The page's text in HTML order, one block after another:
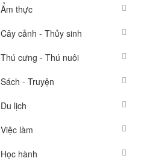
Ẩm thực
Cây cảnh - Thủy sinh
Thú cưng - Thú nuôi
Sách - Truyện
Du lịch
Việc làm
Học hành